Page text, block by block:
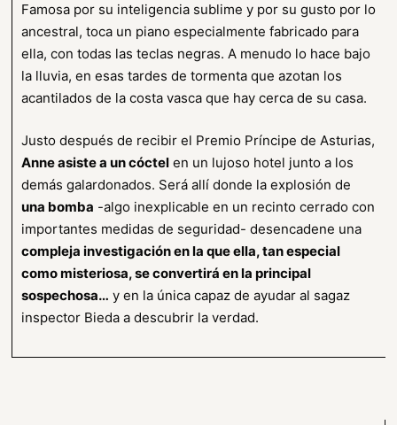
Famosa por su inteligencia sublime y por su gusto por lo
ancestral, toca un piano especialmente fabricado para
ella, con todas las teclas negras. A menudo lo hace bajo
la lluvia, en esas tardes de tormenta que azotan los
acantilados de la costa vasca que hay cerca de su casa.
Justo después de recibir el Premio Príncipe de Asturias,
Anne asiste a un cóctelen un lujoso hotel junto a los
demás galardonados. Será allí donde la explosión de
una bomba -algo inexplicable en un recinto cerrado con
importantes medidas de seguridad- desencadene una
compleja investigación en la que ella, tan especial
como misteriosa, se convertirá en la principal
sospechosa… y en la única capaz de ayudar al sagaz
inspector Bieda a descubrir la verdad.